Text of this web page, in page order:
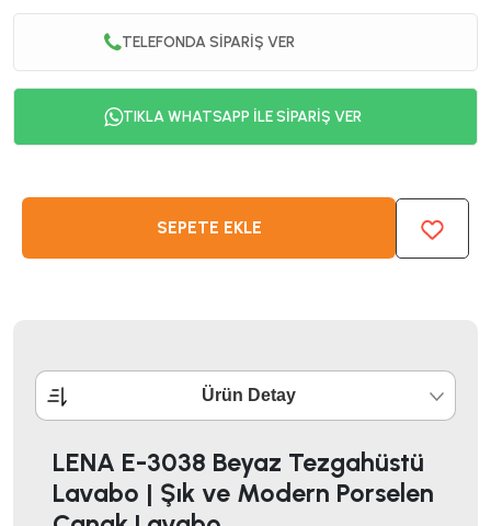
TELEFONDA SİPARİŞ VER
TIKLA WHATSAPP İLE SİPARİŞ VER
SEPETE EKLE
Ürün Detay
LENA E-3038 Beyaz Tezgahüstü
Lavabo | Şık ve Modern Porselen